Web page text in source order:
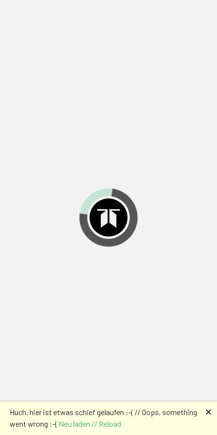
Huch, hier ist etwas schief gelaufen :-( // Oops, something
went wrong :-( Neu laden // Reload
🗙